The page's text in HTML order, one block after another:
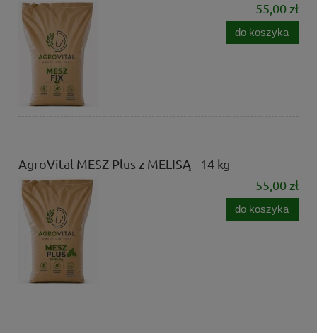
55,00 zł
do koszyka
AgroVital MESZ Plus z MELISĄ - 14 kg
55,00 zł
do koszyka